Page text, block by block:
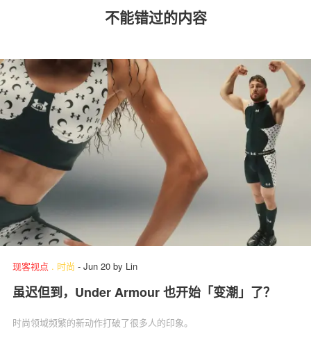
不能错过的内容
现客视点 . 时尚 - Jun 20 by Lin
虽迟但到，Under Armour 也开始「变潮」了？
时尚领域频繁的新动作打破了很多人的印象。